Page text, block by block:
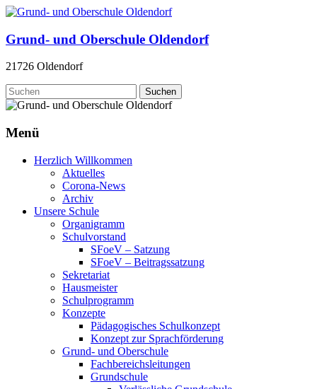
Zum
springen
Grund- und Oberschule Oldendorf
21726 Oldendorf
Menü
Herzlich Willkommen
Aktuelles
Corona-News
Archiv
Unsere Schule
Organigramm
Schulvorstand
SFoeV – Satzung
SFoeV – Beitragssatzung
Sekretariat
Hausmeister
Schulprogramm
Konzepte
Pädagogisches Schulkonzept
Konzept zur Sprachförderung
Grund- und Oberschule
Fachbereichsleitungen
Grundschule